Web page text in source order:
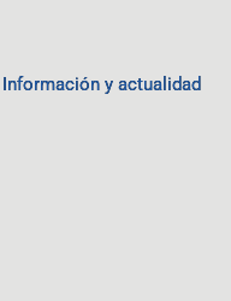
y actualidad